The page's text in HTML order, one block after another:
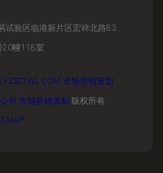
试验区临港新片区宏祥北路83
20幢118室
市场营销策划
司 市场营销策划 版权所有